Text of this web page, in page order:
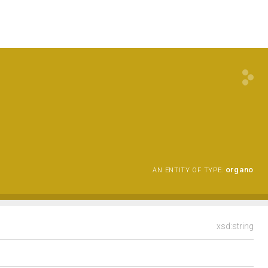
AN ENTITY OF TYPE: organo
xsd:string